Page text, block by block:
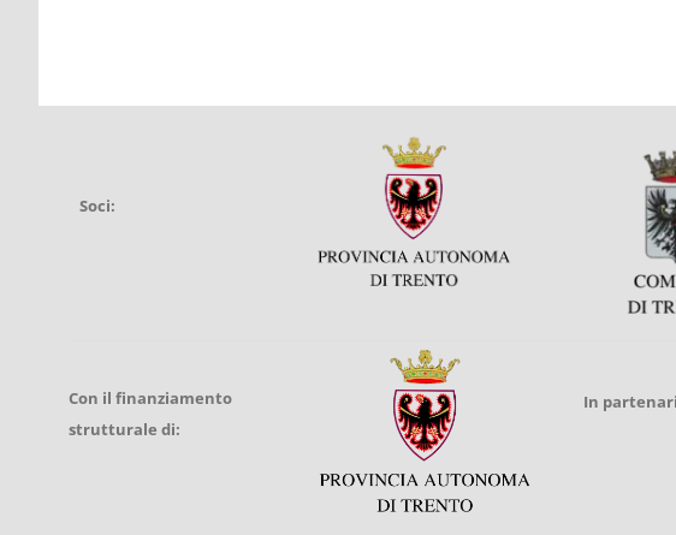
Soci:
Con il finanziamento
strutturale di:
In